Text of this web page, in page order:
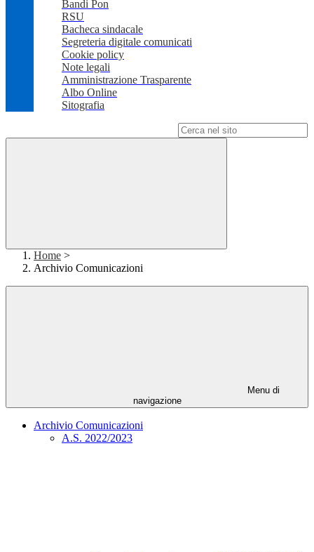
Bandi Pon
RSU
Bacheca sindacale
Segreteria digitale comunicati
Cookie policy
Note legali
Amministrazione Trasparente
Albo Online
Sitografia
Home >
Archivio Comunicazioni
Menu di
navigazione
Archivio Comunicazioni
A.S. 2022/2023